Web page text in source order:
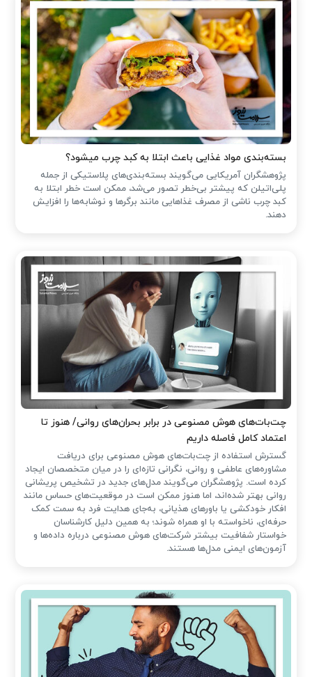
بسته‌بندی مواد غذایی باعث ابتلا به کبد چرب میشود؟
پژوهشگران آمریکایی می‌گویند بسته‌بندی‌های پلاستیکی از جمله
پلی‌اتیلن که پیشتر بی‌خطر تصور می‌شد، ممکن است خطر ابتلا به
کبد چرب ناشی از مصرف غذاهایی مانند برگرها و نوشابه‌ها را افزایش
دهند.
چت‌بات‌های هوش مصنوعی در برابر بحران‌های روانی/ هنوز تا
اعتماد کامل فاصله داریم
گسترش استفاده از چت‌بات‌های هوش مصنوعی برای دریافت
مشاوره‌های عاطفی و روانی، نگرانی تازه‌ای را در میان متخصصان ایجاد
کرده است. پژوهشگران می‌گویند مدل‌های جدید در تشخیص پریشانی
روانی بهتر شده‌اند، اما هنوز ممکن است در موقعیت‌های حساس مانند
افکار خودکشی یا باورهای هذیانی، به‌جای هدایت فرد به سمت کمک
حرفه‌ای، ناخواسته با او همراه شوند؛ به همین دلیل کارشناسان
خواستار شفافیت بیشتر شرکت‌های هوش مصنوعی درباره داده‌ها و
آزمون‌های ایمنی مدل‌ها هستند.